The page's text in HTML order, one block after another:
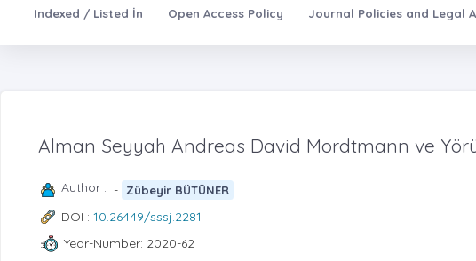
Indexed / Listed İn Open Access Policy Journal Policies and Legal
Alman Seyyah Andreas David Mordtmann ve
Author : - Zübeyir BÜTÜNER
DOI : 10.26449/sssj.2281
Year-Number: 2020-62